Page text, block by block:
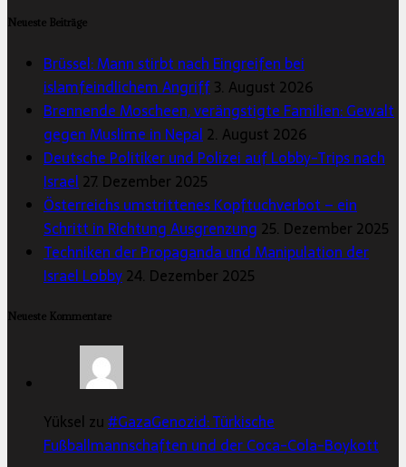
Neueste Beiträge
Brüssel: Mann stirbt nach Eingreifen bei
islamfeindlichem Angriff3. August 2026
Brennende Moscheen, verängstigte Familien: Gewalt
gegen Muslime in Nepal2. August 2026
Deutsche Politiker und Polizei auf Lobby-Trips nach
Israel27. Dezember 2025
Österreichs umstrittenes Kopftuchverbot – ein
Schritt in Richtung Ausgrenzung 25. Dezember 2025
Techniken der Propaganda und Manipulation der
Israel Lobby24. Dezember 2025
Neueste Kommentare
Yüksel zu#GazaGenozid: Türkische
Fußballmannschaften und der Coca-Cola-Boykott